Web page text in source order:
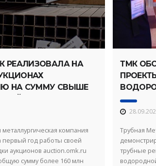
РЕАЛИЗОВАЛА НА
НА СУММУ СВЫШЕ
компания
первый год работы своей
аукционов auction.omk.ru
сумму более 160 млн
ТМК
Трубная
трубные